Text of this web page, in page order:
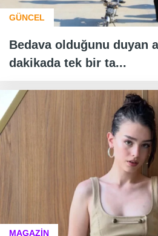
GÜNCEL
Bedava olduğunu duyan
dakikada tek bir ta...
MAGAZİN